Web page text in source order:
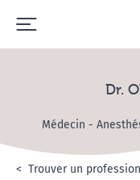
Dr.
Médecin -
Accueil
Annuaire Hypnosanté
Trouver un